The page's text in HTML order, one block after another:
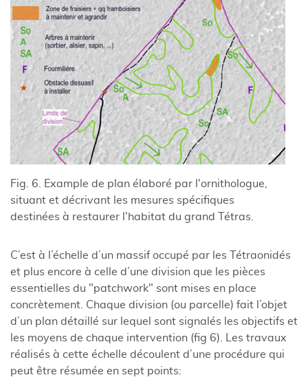
Fig. 6. Example de plan élaboré par l'ornithologue,
situant et décrivant les mesures spécifiques
destinées à restaurer l'habitat du grand Tétras.
C’est à l’échelle d’un massif occupé par les Tétraonidés
et plus encore à celle d’une division que les pièces
essentielles du "patchwork" sont mises en place
concrètement. Chaque division (ou parcelle) fait l’objet
d’un plan détaillé sur lequel sont signalés les objectifs et
les moyens de chaque intervention (fig 6). Les travaux
réalisés à cette échelle découlent d’une procédure qui
peut être résumée en sept points: